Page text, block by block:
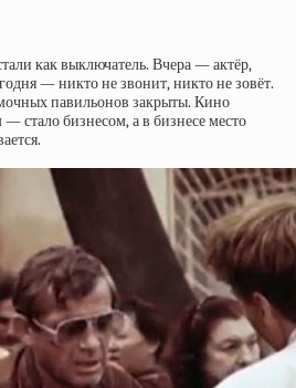
как выключатель. Вчера — актёр,
— никто не звонит, никто не зовёт.
павильонов закрыты. Кино
стало бизнесом, а в бизнесе место